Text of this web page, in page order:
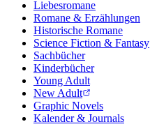
Liebesromane
Romane & Erzählungen
Historische Romane
Science Fiction & Fantasy
Sachbücher
Kinderbücher
Young Adult
New Adult
Graphic Novels
Kalender & Journals